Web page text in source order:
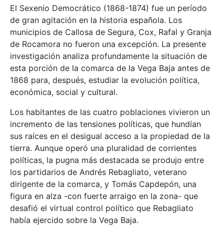
El Sexenio Democrático (1868-1874) fue un período
de gran agitación en la historia española. Los
municipios de Callosa de Segura, Cox, Rafal y Granja
de Rocamora no fueron una excepción. La presente
investigación analiza profundamente la situación de
esta porción de la comarca de la Vega Baja antes de
1868 para, después, estudiar la evolución política,
económica, social y cultural.
Los habitantes de las cuatro poblaciones vivieron un
incremento de las tensiones políticas, que hundían
sus raíces en el desigual acceso a la propiedad de la
tierra. Aunque operó una pluralidad de corrientes
políticas, la pugna más destacada se produjo entre
los partidarios de Andrés Rebagliato, veterano
dirigente de la comarca, y Tomás Capdepón, una
figura en alza -con fuerte arraigo en la zona- que
desafió el virtual control político que Rebagliato
había ejercido sobre la Vega Baja.